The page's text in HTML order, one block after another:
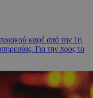
καφέ από την 1η
Για την προς τα